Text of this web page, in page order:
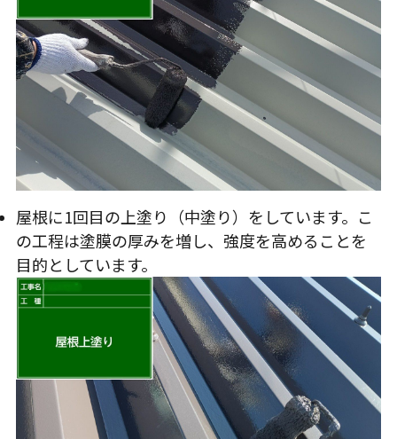
屋根に1回目の上塗り（中塗り）をしています。こ
の工程は塗膜の厚みを増し、強度を高めることを
目的としています。